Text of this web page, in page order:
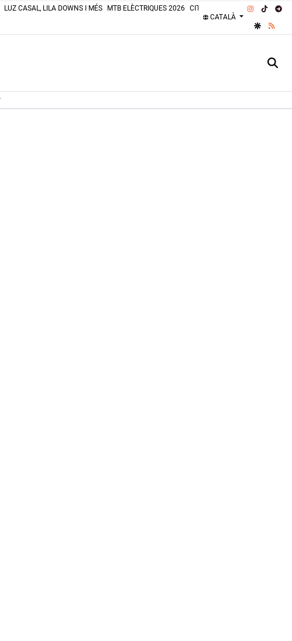
LUZ CASAL, LILA DOWNS I MÉS MTB ELÈCTRIQUES 2026 CITROËN 2CV 2026
PLATGES
CATALÀ
INSTAGRAM
TIKTOK
GOOGLE
RSS